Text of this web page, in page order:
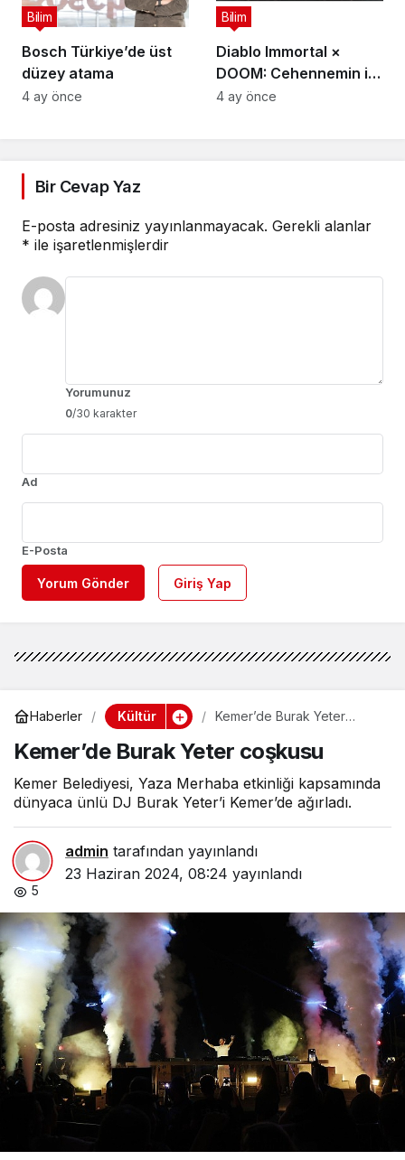
Bosch Türkiye’de üst
düzey atama
Bilim
4 ay önce
Diablo Immortal ×
DOOM: Cehennemin iki
efsanevi vizyonu
Bilim
4 ay önce
Bir Cevap Yaz
E-posta adresiniz yayınlanmayacak. Gerekli alanlar
* ile işaretlenmişlerdir
Yorumunuz
0/30 karakter
Ad
E-Posta
Yorum Gönder Giriş Yap
Haberler Kültür
Kemer’de Burak Yeter
Kemer’de Burak Yeter coşkusu
Kemer Belediyesi, Yaza Merhaba etkinliği kapsamında
dünyaca ünlü DJ Burak Yeter’i Kemer’de ağırladı.
admin tarafından yayınlandı
23 Haziran 2024, 08:24 yayınlandı
5